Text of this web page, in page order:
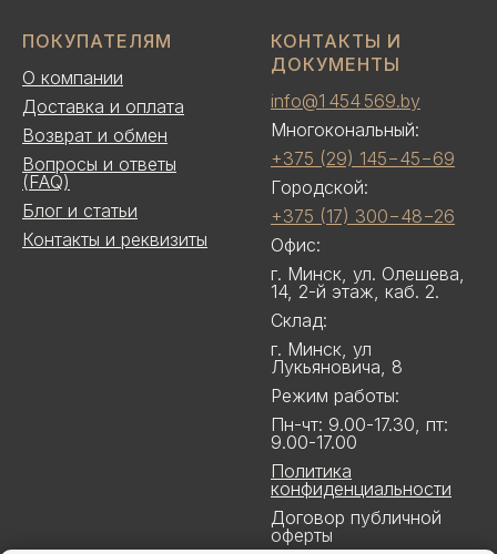
ПОКУПАТЕЛЯМ
О компании
Доставка и оплата
Возврат и обмен
Вопросы и ответы
(FAQ)
Блог и статьи
Контакты и реквизиты
КОНТАКТЫ И
ДОКУМЕНТЫ
info@1 454 569.by
Многокональный:
+375 (29) 145−45−69
Городской:
+375 (17) 300−48−26
Офис:
г. Минск, ул. Олешева,
14, 2-й этаж, каб. 2.
Склад:
г. Минск, ул
Лукьяновича, 8
Режим работы:
Пн-чт: 9.00-17.30, пт:
9.00-17.00
Политика
конфиденциальности
Договор публичной
оферты